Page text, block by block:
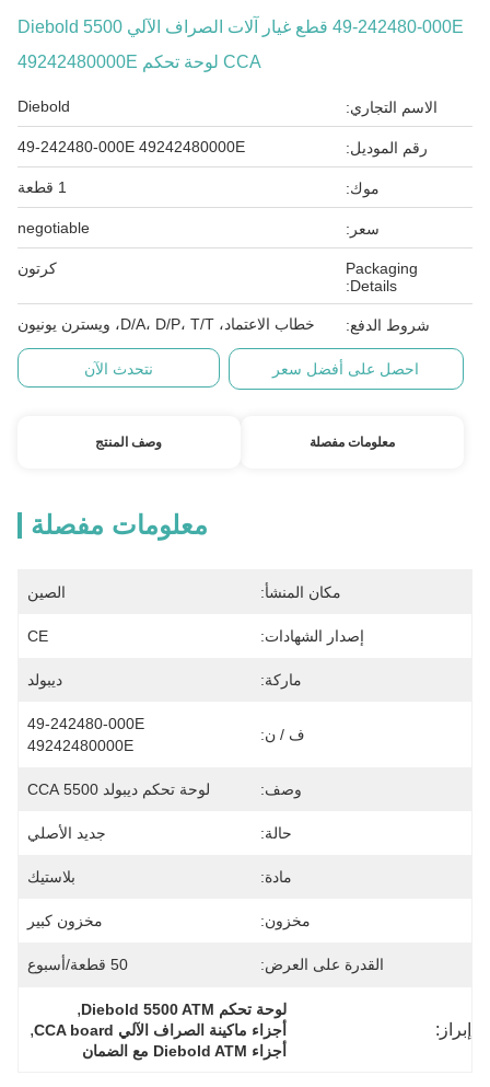
49-242480-000E قطع غيار آلات الصراف الآلي Diebold 5500
CCA لوحة تحكم 49242480000E
الاسم التجاري: Diebold
رقم الموديل: 49-242480-000E 49242480000E
موك: 1 قطعة
سعر: negotiable
Packaging
Details:
كرتون
شروط الدفع: خطاب الاعتماد، D/A، D/P، T/T، ويسترن يونيون
احصل على أفضل سعر نتحدث الآن
معلومات مفصلة وصف المنتج
معلومات مفصلة
مكان المنشأ: الصين
إصدار الشهادات: CE
ماركة: ديبولد
ف / ن:
49-242480-000E
49242480000E
وصف: لوحة تحكم ديبولد 5500 CCA
حالة: جديد الأصلي
مادة: بلاستيك
مخزون: مخزون كبير
القدرة على العرض: 50 قطعة/أسبوع
إبراز:
لوحة تحكم Diebold 5500 ATM ,
أجزاء ماكينة الصراف الآلي CCA board ,
أجزاء Diebold ATM مع الضمان